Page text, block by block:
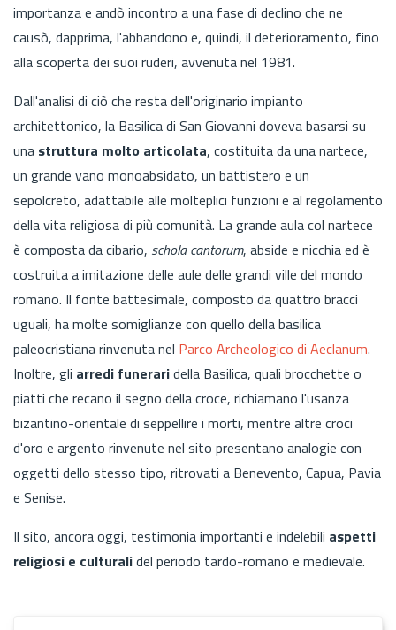
importanza e andò incontro a una fase di declino che ne
causò, dapprima, l'abbandono e, quindi, il deterioramento, fino
alla scoperta dei suoi ruderi, avvenuta nel 1981.
Dall'analisi di ciò che resta dell'originario impianto
architettonico, la Basilica di San Giovanni doveva basarsi su
una struttura molto articolata, costituita da una nartece,
un grande vano monoabsidato, un battistero e un
sepolcreto, adattabile alle molteplici funzioni e al regolamento
della vita religiosa di più comunità. La grande aula col nartece
è composta da cibario, schola cantorum, abside e nicchia ed è
costruita a imitazione delle aule delle grandi ville del mondo
romano. Il fonte battesimale, composto da quattro bracci
uguali, ha molte somiglianze con quello della basilica
paleocristiana rinvenuta nel Parco Archeologico di Aeclanum.
Inoltre, gli arredi funeraridella Basilica, quali brocchette o
piatti che recano il segno della croce, richiamano l'usanza
bizantino-orientale di seppellire i morti, mentre altre croci
d'oro e argento rinvenute nel sito presentano analogie con
oggetti dello stesso tipo, ritrovati a Benevento, Capua, Pavia
e Senise.
Il sito, ancora oggi, testimonia importanti e indelebili aspetti
religiosi e culturalidel periodo tardo-romano e medievale.